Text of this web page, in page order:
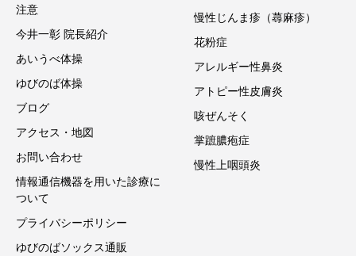
注意
今井一彰 院長紹介
あいうべ体操
ゆびのば体操
ブログ
アクセス・地図
お問い合わせ
情報通信機器を用いた診療に
ついて
プライバシーポリシー
ゆびのばソックス通販
慢性じんま疹（蕁麻疹）
花粉症
アレルギー性鼻炎
アトピー性皮膚炎
咳ぜんそく
掌蹠膿疱症
慢性上咽頭炎